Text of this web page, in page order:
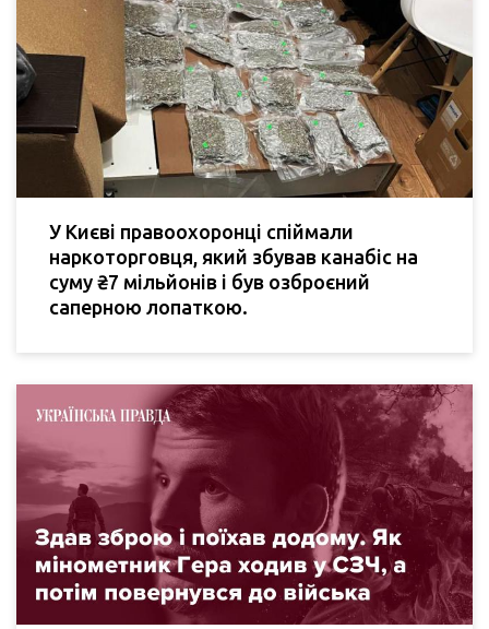
У Києві правоохоронці спіймали
наркоторговця, який збував канабіс на
суму ₴7 мільйонів і був озброєний
саперною лопаткою.